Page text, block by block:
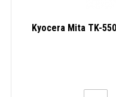
Kyocera Mita TK-